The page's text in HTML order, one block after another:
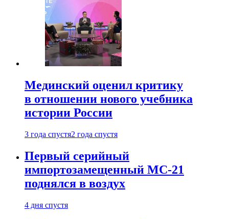
Мединский оценил критику
в отношении нового учебника
истории России
3 года спустя2 года спустя
Первый серийный
импортозамещенный МС-21
поднялся в воздух
4 дня спустя